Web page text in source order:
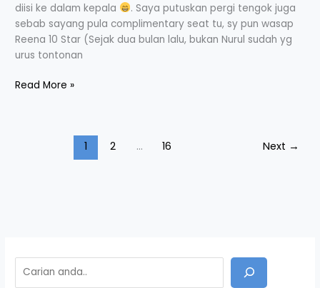
diisi ke dalam kepala
. Saya putuskan pergi tengok juga
sebab sayang pula complimentary seat tu, sy pun wasap
Reena 10 Star (Sejak dua bulan lalu, bukan Nurul sudah yg
urus tontonan
Read More »
1 2 … 16 Next →